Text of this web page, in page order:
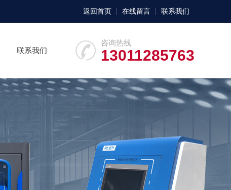
返回首页 在线留言 联系我们
咨询热线
13011285763
联系我们